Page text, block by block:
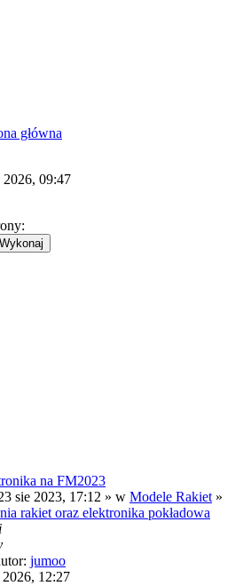
główna
2026, 09:47
na FM2023
sie 2023, 17:12 » w Modele Rakiet»
rakiet oraz elektronika pokładowa
jumoo
12:27